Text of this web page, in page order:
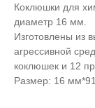
Коклюшки для
диаметр 16 мм.
Изготовлены из
агрессивной
коклюшек и 12
Размер: 16